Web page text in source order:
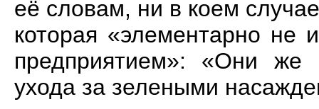
её словам, ни в коем
которая «элементарно не
предприятием»: «Они же
ухода за зелеными